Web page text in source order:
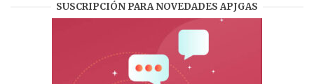
SUSCRIPCIÓN PARA NOVEDADES APJGAS